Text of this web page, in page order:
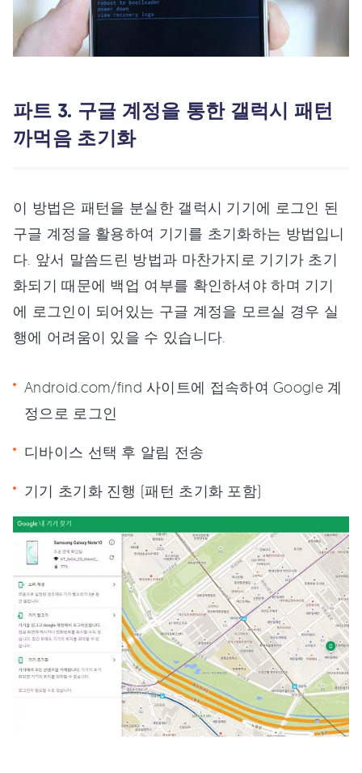
파트 3. 구글 계정을 통한 갤럭시 패턴
까먹음 초기화
이 방법은 패턴을 분실한 갤럭시 기기에 로그인 된
구글 계정을 활용하여 기기를 초기화하는 방법입니
다. 앞서 말씀드린 방법과 마찬가지로 기기가 초기
화되기 때문에 백업 여부를 확인하셔야 하며 기기
에 로그인이 되어있는 구글 계정을 모르실 경우 실
행에 어려움이 있을 수 있습니다.
Android.com/find 사이트에 접속하여 Google 계
정으로 로그인
디바이스 선택 후 알림 전송
기기 초기화 진행 (패턴 초기화 포함)